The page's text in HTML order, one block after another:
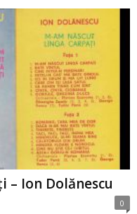
– Ion Dolănescu
0